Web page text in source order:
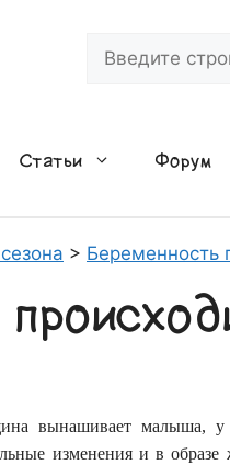
Статьи Форум
> Беременность
вынашивает малыша, у
изменения и в